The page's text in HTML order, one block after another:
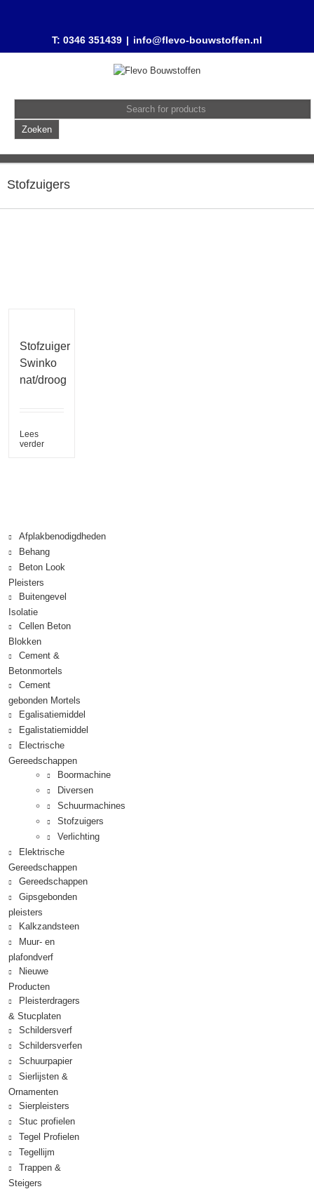
T: 0346 351439 | info@flevo-bouwstoffen.nl
Stofzuigers
Stofzuiger
Swinko
nat/droog
Lees
verder
Afplakbenodigdheden
Behang
Beton Look
Pleisters
Buitengevel
Isolatie
Cellen Beton
Blokken
Cement &
Betonmortels
Cement
gebonden Mortels
Egalisatiemiddel
Egalistatiemiddel
Electrische
Gereedschappen
Boormachine
Diversen
Schuurmachines
Stofzuigers
Verlichting
Elektrische
Gereedschappen
Gereedschappen
Gipsgebonden
pleisters
Kalkzandsteen
Muur- en
plafondverf
Nieuwe
Producten
Pleisterdragers
& Stucplaten
Schildersverf
Schildersverfen
Schuurpapier
Sierlijsten &
Ornamenten
Sierpleisters
Stuc profielen
Tegel Profielen
Tegellijm
Trappen &
Steigers